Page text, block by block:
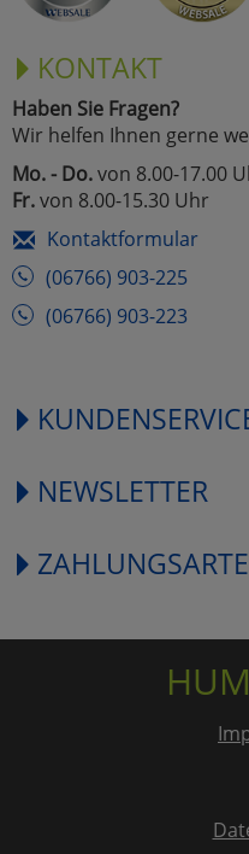
KONTAKT
Haben Sie Fragen?
Wir helfen Ihnen gerne
Mo. - Do.von 8.00-17.00
Fr.von 8.00-15.30 Uhr
Kontaktformular
(06766) 903-225
(06766) 903-223
NEWSLETTER